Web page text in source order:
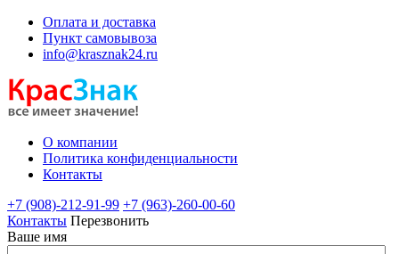
Оплата и доставка
Пункт самовывоза
info@krasznak24.ru
О компании
Политика конфиденциальности
Контакты
+7 (908)-212-91-99 +7 (963)-260-00-60
Контакты Перезвонить
Ваше имя